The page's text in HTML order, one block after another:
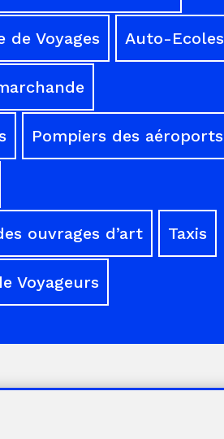
de Voyages Auto-Ecoles
Pompiers des aéroports
ouvrages d’art Taxis
Voyageurs